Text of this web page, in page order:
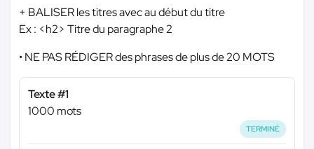
+ BALISER les titres avec au début du titre
Ex : <h2> Titre du paragraphe 2
• NE PAS RÉDIGER des phrases de plus de 20 MOTS
Texte #1
1000 mots
TERMINÉ